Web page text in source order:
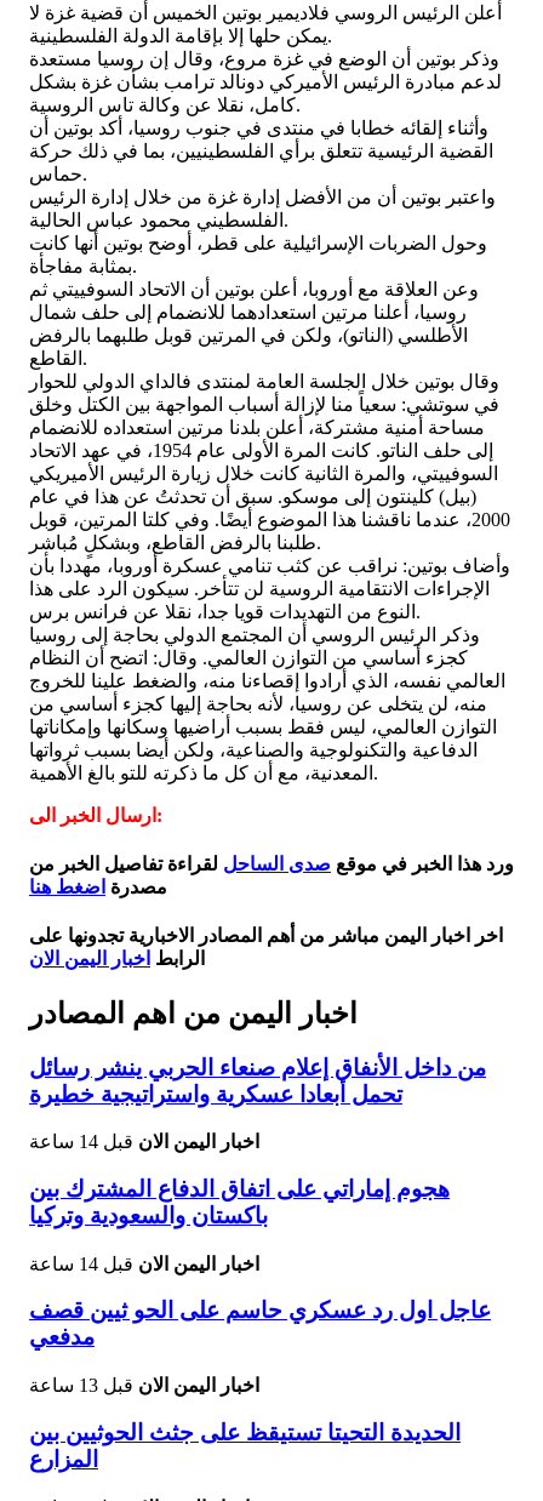
أعلن الرئيس الروسي فلاديمير بوتين الخميس أن قضية غزة لا
يمكن حلها إلا بإقامة الدولة الفلسطينية.
وذكر بوتين أن الوضع في غزة مروع، وقال إن روسيا مستعدة
لدعم مبادرة الرئيس الأميركي دونالد ترامب بشأن غزة بشكل
كامل، نقلا عن وكالة تاس الروسية.
وأثناء إلقائه خطابا في منتدى في جنوب روسيا، أكد بوتين أن
القضية الرئيسية تتعلق برأي الفلسطينيين، بما في ذلك حركة
حماس.
واعتبر بوتين أن من الأفضل إدارة غزة من خلال إدارة الرئيس
الفلسطيني محمود عباس الحالية.
وحول الضربات الإسرائيلية على قطر، أوضح بوتين أنها كانت
بمثابة مفاجأة.
وعن العلاقة مع أوروبا، أعلن بوتين أن الاتحاد السوفييتي ثم
روسيا، أعلنا مرتين استعدادهما للانضمام إلى حلف شمال
الأطلسي (الناتو)، ولكن في المرتين قوبل طلبهما بالرفض
القاطع.
وقال بوتين خلال الجلسة العامة لمنتدى فالداي الدولي للحوار
في سوتشي: سعياً منا لإزالة أسباب المواجهة بين الكتل وخلق
مساحة أمنية مشتركة، أعلن بلدنا مرتين استعداده للانضمام
إلى حلف الناتو. كانت المرة الأولى عام 1954، في عهد الاتحاد
السوفييتي، والمرة الثانية كانت خلال زيارة الرئيس الأميريكي
(بيل) كلينتون إلى موسكو. سبق أن تحدثتُ عن هذا في عام
2000، عندما ناقشنا هذا الموضوع أيضًا. وفي كلتا المرتين، قوبل
طلبنا بالرفض القاطع، وبشكلٍ مُباشر.
وأضاف بوتين: نراقب عن كثب تنامي عسكرة أوروبا، مهددا بأن
الإجراءات الانتقامية الروسية لن تتأخر. سيكون الرد على هذا
النوع من التهديدات قويا جدا، نقلا عن فرانس برس.
وذكر الرئيس الروسي أن المجتمع الدولي بحاجة إلى روسيا
كجزء أساسي من التوازن العالمي. وقال: اتضح أن النظام
العالمي نفسه، الذي أرادوا إقصاءنا منه، والضغط علينا للخروج
منه، لن يتخلى عن روسيا، لأنه بحاجة إليها كجزء أساسي من
التوازن العالمي، ليس فقط بسبب أراضيها وسكانها وإمكاناتها
الدفاعية والتكنولوجية والصناعية، ولكن أيضا بسبب ثرواتها
المعدنية، مع أن كل ما ذكرته للتو بالغ الأهمية.
ارسال الخبر الى:
ورد هذا الخبر في موقع صدى الساحل لقراءة تفاصيل الخبر من
مصدرة اضغط هنا
اخر اخبار اليمن مباشر من أهم المصادر الاخبارية تجدونها على
الرابط اخبار اليمن الان
اخبار اليمن من اهم المصادر
من داخل الأنفاق إعلام صنعاء الحربي ينشر رسائل
تحمل أبعادا عسكرية واستراتيجية خطيرة
اخبار اليمن الان قبل 14 ساعة
هجوم إماراتي على اتفاق الدفاع المشترك بين
باكستان والسعودية وتركيا
اخبار اليمن الان قبل 14 ساعة
عاجل اول رد عسكري حاسم على الحو ثيين قصف
مدفعي
اخبار اليمن الان قبل 13 ساعة
الحديدة التحيتا تستيقظ على جثث الحوثيين بين
المزارع